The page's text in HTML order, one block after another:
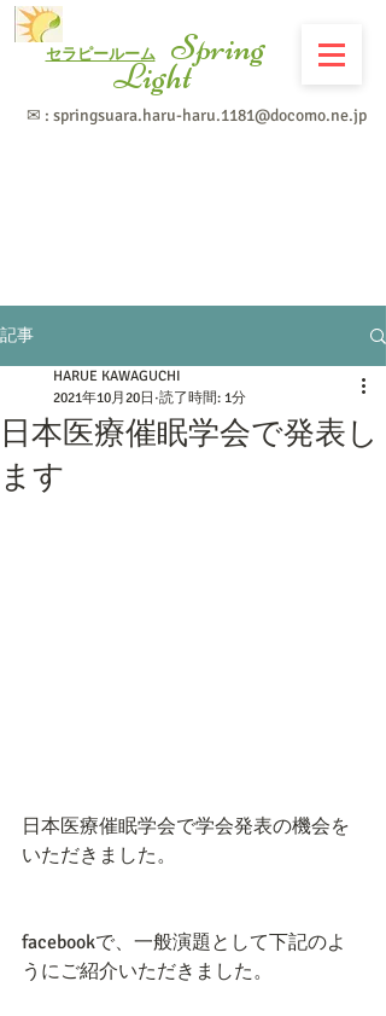
✉ : springsuara.haru-haru.1181@docomo.ne.jp
セラピールーム Spring
Light
記事
日本医療催眠学会で発表し
ます
HARUE KAWAGUCHI
2021年10月20日 読了時間: 1分
日本医療催眠学会で学会発表の機会を
いただきました。
facebookで、一般演題として下記のよ
うにご紹介いただきました。